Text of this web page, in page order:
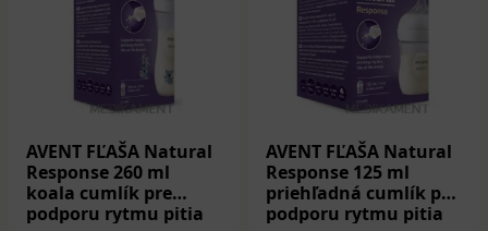
AVENT FĽAŠA Natural
Response 260 ml
koala cumlík pre
podporu rytmu pitia
AVENT FĽAŠA Natural
Response 125 ml
priehľadná cumlík pre
podporu rytmu pitia